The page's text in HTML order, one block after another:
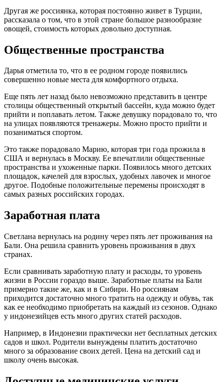
Другая же россиянка, которая постоянно живет в Турции,
рассказала о том, что в этой стране большое разнообразие
овощей, стоимость которых довольно доступная.
Общественные пространства
Дарья отметила то, что в ее родном городе появились
совершенно новые места для комфортного отдыха.
Еще пять лет назад было невозможно представить в центре
столицы общественный открытый бассейн, куда можно будет
прийти и поплавать летом. Также девушку порадовало то, что
на улицах появляются тренажеры. Можно просто прийти и
позаниматься спортом.
Это также порадовало Марию, которая три года прожила в
США и вернулась в Москву. Ее впечатлили общественные
пространства и ухоженные парки. Появилось много детских
площадок, качелей для взрослых, удобных лавочек и многое
другое. Подобные положительные перемены происходят в
самых разных российских городах.
Заработная плата
Светлана вернулась на родину через пять лет проживания на
Бали. Она решила сравнить уровень проживания в двух
странах.
Если сравнивать заработную плату и расходы, то уровень
жизни в России гораздо выше. Заработные платы на Бали
примерно такие же, как и в Сибири. Но россиянам
приходится достаточно много тратить на одежду и обувь, так
как ее необходимо приобретать на каждый из сезонов. Однако
у индонезийцев есть много других статей расходов.
Например, в Индонезии практически нет бесплатных детских
садов и школ. Родители вынуждены платить достаточно
много за образование своих детей. Цена на детский сад и
школу очень высокая.